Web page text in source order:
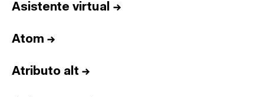
Asistente virtual →
Atom →
Atributo alt →